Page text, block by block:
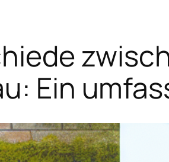
Ein